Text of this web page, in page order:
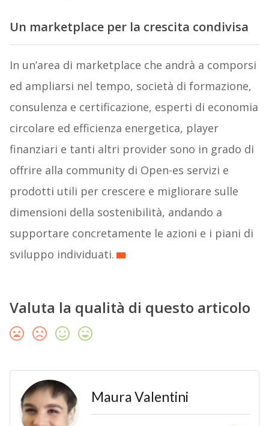
Un marketplace per la crescita condivisa
In un’area di marketplace che andrà a comporsi
ed ampliarsi nel tempo, società di formazione,
consulenza e certificazione, esperti di economia
circolare ed efficienza energetica, player
finanziari e tanti altri provider sono in grado di
offrire alla community di Open-es servizi e
prodotti utili per crescere e migliorare sulle
dimensioni della sostenibilità, andando a
supportare concretamente le azioni e i piani di
sviluppo individuati.
Valuta la qualità di questo articolo
Maura Valentini